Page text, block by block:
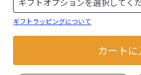
ギフトラッピングについて
カートに